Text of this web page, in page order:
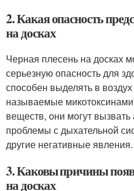
2. Какая опасность
на досках
Черная плесень на досках
серьезную опасность для
способен выделять в
называемые
веществ, они могут вызвать
проблемы с дыхательной
другие негативные явления.
3. Каковы причины
на досках